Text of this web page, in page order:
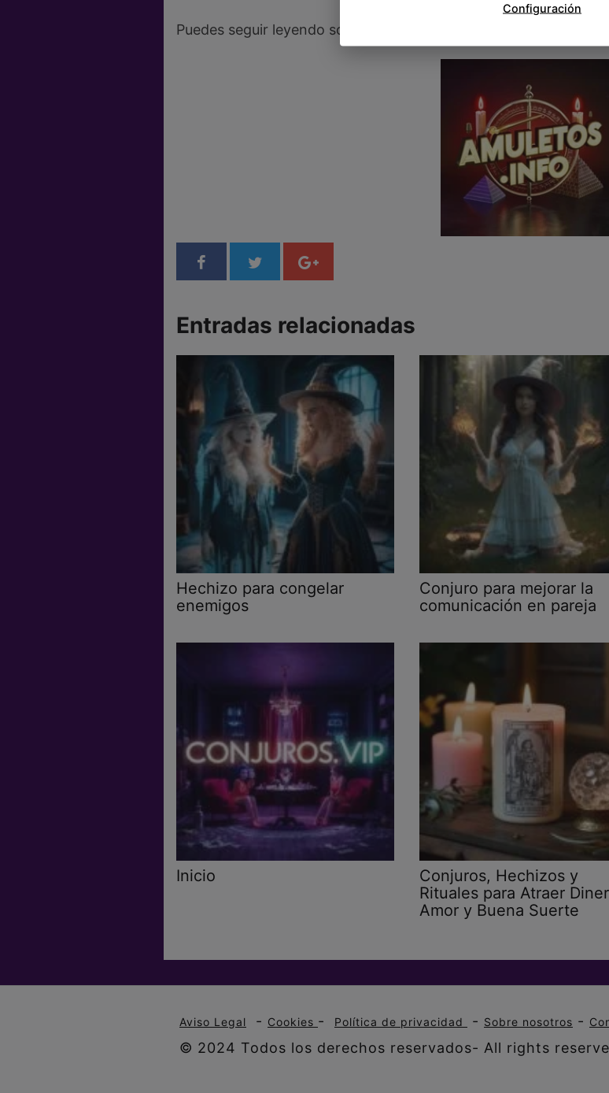
Puedes seguir leyendo sobre
Entradas relacionadas
Hechizo para congelar
enemigos
Conjuro para mejorar la
comunicación en pareja
Inicio
Conjuros, Hechizos y
Rituales para Atraer
Amor y Buena Suerte
Aviso Legal - Cookies - Política de privacidad - Sobre nosotros -
© 2024 Todos los derechos reservados- All rights
Configuración